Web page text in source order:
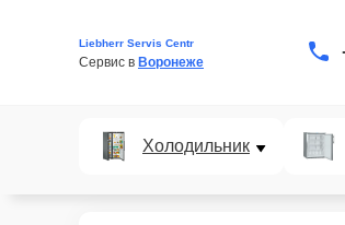
Liebherr Servis Centr
Сервис в Воронеже
Холодильник